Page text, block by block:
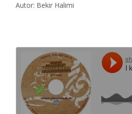
Autor: Bekir Halimi